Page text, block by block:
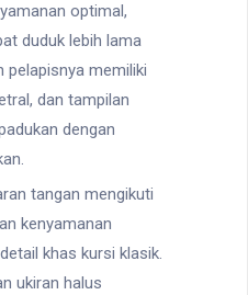
optimal,
duduk lebih lama
pelapisnya memiliki
dan tampilan
dengan
tangan mengikuti
kenyamanan
khas kursi klasik.
ukiran halus